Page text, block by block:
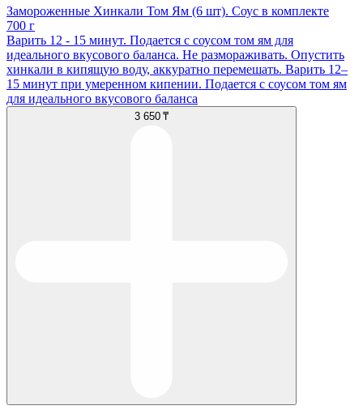
Замороженные Хинкали Том Ям (6 шт). Соус в комплекте
700 г
Варить 12 - 15 минут. Подается с соусом том ям для
идеального вкусового баланса. Не размораживать. Опустить
хинкали в кипящую воду, аккуратно перемешать. Варить 12–
15 минут при умеренном кипении. Подается с соусом том ям
для идеального вкусового баланса
3 650 ₸